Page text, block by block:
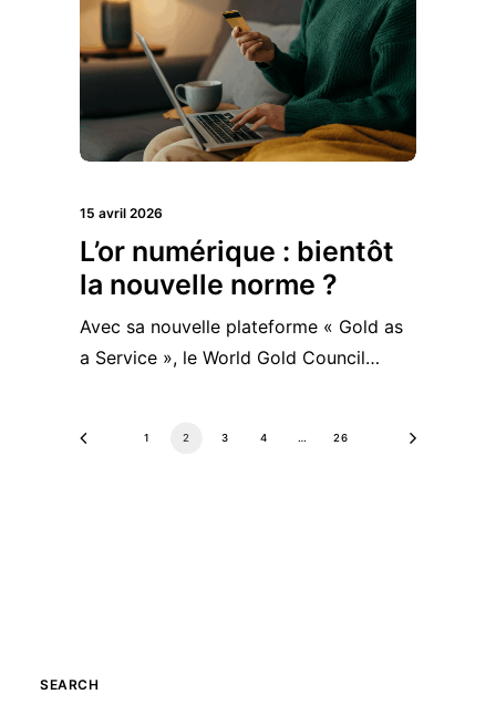
15 avril 2026
L’or numérique : bientôt
la nouvelle norme ?
Avec sa nouvelle plateforme « Gold as
a Service », le World Gold Council…
1 2 3 4 … 26
SEARCH